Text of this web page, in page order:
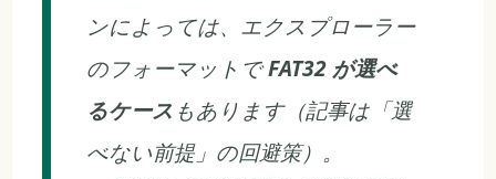
ンによっては、エクスプローラー
のフォーマットでFAT32 が選べ
るケース もあります（記事は「選
べない前提」の回避策）。